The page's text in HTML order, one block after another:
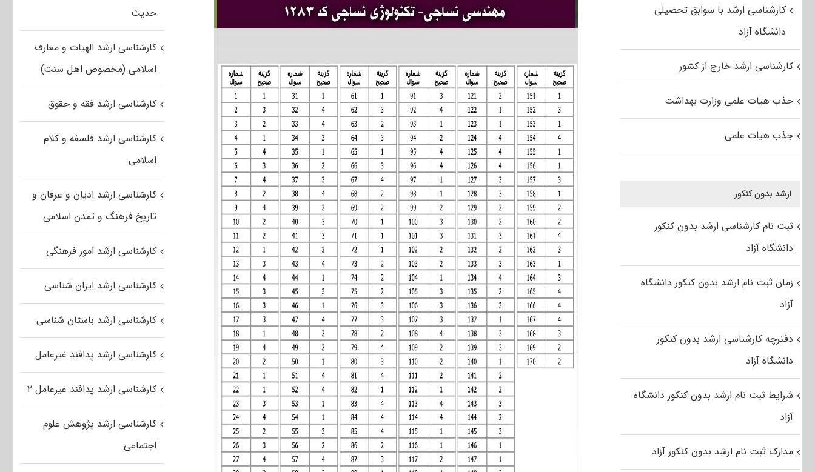
حدیث
کارشناسی ارشد الهیات و معارف
اسلامی (مخصوص اهل سنت)
کارشناسی ارشد فقه و حقوق
کارشناسی ارشد فلسفه و کلام
اسلامی
کارشناسی ارشد ادیان و عرفان و
تاریخ فرهنگ و تمدن اسلامی
کارشناسی ارشد امور فرهنگی
کارشناسی ارشد ایران شناسی
کارشناسی ارشد باستان شناسی
کارشناسی ارشد پدافند غیرعامل
کارشناسی ارشد پدافند غیرعامل ۲
کارشناسی ارشد پژوهش علوم
اجتماعی
کارشناسی ارشد با سوابق تحصیلی
دانشگاه آزاد
کارشناسی ارشد خارج از کشور
جذب هیات علمی وزارت بهداشت
جذب هیات علمی
ارشد بدون کنکور
ثبت نام کارشناسی ارشد بدون کنکور
دانشگاه آزاد
زمان ثبت نام ارشد بدون کنکور دانشگاه
آزاد
دفترچه کارشناسی ارشد بدون کنکور
دانشگاه آزاد
شرایط ثبت نام ارشد بدون کنکور دانشگاه
آزاد
مدارک ثبت نام ارشد بدون کنکور آزاد